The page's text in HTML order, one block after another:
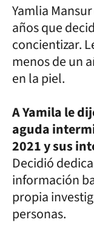
Yamlia
años que
concientizar.
menos de un
en la piel.
A Yamila le
aguda
2021 y sus
Decidió
información
propia
personas.